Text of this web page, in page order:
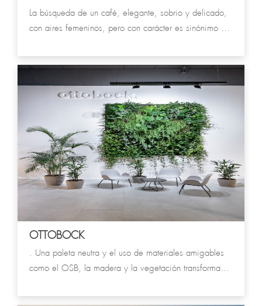
La búsqueda de un café, elegante, sobrio y delicado,
con aires femeninos, pero con carácter es sinónimo de
universo de tamices constructivos conformados por el
piso de damero y los delicados mosaicos.
OTTOBOCK
. Una paleta neutra y el uso de materiales amigables
como el OSB, la madera y la vegetación transforman
clientes, exhibiendo las distintas aristas del trabajo